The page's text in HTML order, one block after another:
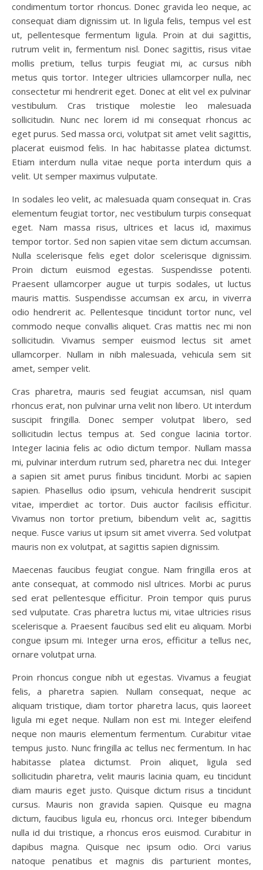
condimentum tortor rhoncus. Donec gravida leo neque, ac
consequat diam dignissim ut. In ligula felis, tempus vel est
ut, pellentesque fermentum ligula. Proin at dui sagittis,
rutrum velit in, fermentum nisl. Donec sagittis, risus vitae
mollis pretium, tellus turpis feugiat mi, ac cursus nibh
metus quis tortor. Integer ultricies ullamcorper nulla, nec
consectetur mi hendrerit eget. Donec at elit vel ex pulvinar
vestibulum. Cras tristique molestie leo malesuada
sollicitudin. Nunc nec lorem id mi consequat rhoncus ac
eget purus. Sed massa orci, volutpat sit amet velit sagittis,
placerat euismod felis. In hac habitasse platea dictumst.
Etiam interdum nulla vitae neque porta interdum quis a
velit. Ut semper maximus vulputate.
In sodales leo velit, ac malesuada quam consequat in. Cras
elementum feugiat tortor, nec vestibulum turpis consequat
eget. Nam massa risus, ultrices et lacus id, maximus
tempor tortor. Sed non sapien vitae sem dictum accumsan.
Nulla scelerisque felis eget dolor scelerisque dignissim.
Proin dictum euismod egestas. Suspendisse potenti.
Praesent ullamcorper augue ut turpis sodales, ut luctus
mauris mattis. Suspendisse accumsan ex arcu, in viverra
odio hendrerit ac. Pellentesque tincidunt tortor nunc, vel
commodo neque convallis aliquet. Cras mattis nec mi non
sollicitudin. Vivamus semper euismod lectus sit amet
ullamcorper. Nullam in nibh malesuada, vehicula sem sit
amet, semper velit.
Cras pharetra, mauris sed feugiat accumsan, nisl quam
rhoncus erat, non pulvinar urna velit non libero. Ut interdum
suscipit fringilla. Donec semper volutpat libero, sed
sollicitudin lectus tempus at. Sed congue lacinia tortor.
Integer lacinia felis ac odio dictum tempor. Nullam massa
mi, pulvinar interdum rutrum sed, pharetra nec dui. Integer
a sapien sit amet purus finibus tincidunt. Morbi ac sapien
sapien. Phasellus odio ipsum, vehicula hendrerit suscipit
vitae, imperdiet ac tortor. Duis auctor facilisis efficitur.
Vivamus non tortor pretium, bibendum velit ac, sagittis
neque. Fusce varius ut ipsum sit amet viverra. Sed volutpat
mauris non ex volutpat, at sagittis sapien dignissim.
Maecenas faucibus feugiat congue. Nam fringilla eros at
ante consequat, at commodo nisl ultrices. Morbi ac purus
sed erat pellentesque efficitur. Proin tempor quis purus
sed vulputate. Cras pharetra luctus mi, vitae ultricies risus
scelerisque a. Praesent faucibus sed elit eu aliquam. Morbi
congue ipsum mi. Integer urna eros, efficitur a tellus nec,
ornare volutpat urna.
Proin rhoncus congue nibh ut egestas. Vivamus a feugiat
felis, a pharetra sapien. Nullam consequat, neque ac
aliquam tristique, diam tortor pharetra lacus, quis laoreet
ligula mi eget neque. Nullam non est mi. Integer eleifend
neque non mauris elementum fermentum. Curabitur vitae
tempus justo. Nunc fringilla ac tellus nec fermentum. In hac
habitasse platea dictumst. Proin aliquet, ligula sed
sollicitudin pharetra, velit mauris lacinia quam, eu tincidunt
diam mauris eget justo. Quisque dictum risus a tincidunt
cursus. Mauris non gravida sapien. Quisque eu magna
dictum, faucibus ligula eu, rhoncus orci. Integer bibendum
nulla id dui tristique, a rhoncus eros euismod. Curabitur in
dapibus magna. Quisque nec ipsum odio. Orci varius
natoque penatibus et magnis dis parturient montes,